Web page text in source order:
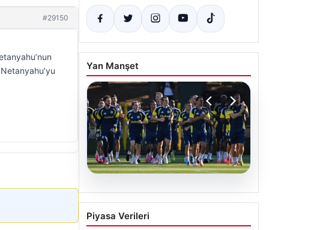
#29150
Yan Manşet
05.08.2026
Fenerbahçe’nin Avrupa
kadrosunda Sturm Graz
Piyasa Verileri